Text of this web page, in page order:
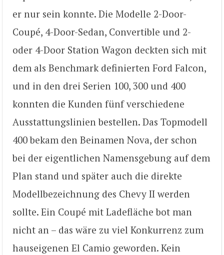
er nur sein konnte. Die Modelle 2-Door-
Coupé, 4-Door-Sedan, Convertible und 2-
oder 4-Door Station Wagon deckten sich mit
dem als Benchmark definierten Ford Falcon,
und in den drei Serien 100, 300 und 400
konnten die Kunden fünf verschiedene
Ausstattungslinien bestellen. Das Topmodell
400 bekam den Beinamen Nova, der schon
bei der eigentlichen Namensgebung auf dem
Plan stand und später auch die direkte
Modellbezeichnung des Chevy II werden
sollte. Ein Coupé mit Ladefläche bot man
nicht an – das wäre zu viel Konkurrenz zum
hauseigenen El Camio geworden. Kein